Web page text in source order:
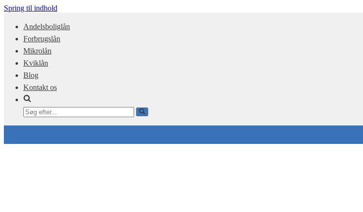
Spring til indhold
Andelsboliglån
Forbrugslån
Mikrolån
Kviklån
Blog
Kontakt os
Søg